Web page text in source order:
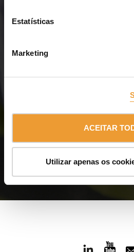
Estatísticas
Marketing
ACEITAR
Utilizar apenas os
Seguir lendo
Resolvemos os
Prestamos serviço em todo o mundo.